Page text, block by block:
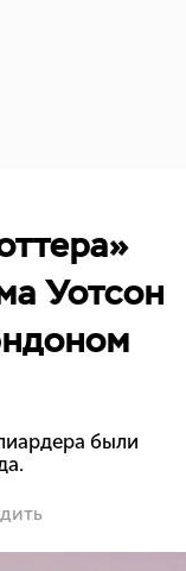
Уотсон
были